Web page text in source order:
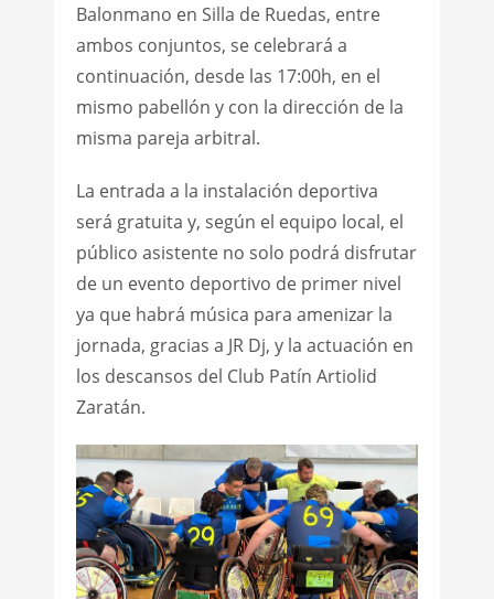
Balonmano en Silla de Ruedas, entre
ambos conjuntos, se celebrará a
continuación, desde las 17:00h, en el
mismo pabellón y con la dirección de la
misma pareja arbitral.
La entrada a la instalación deportiva
será gratuita y, según el equipo local, el
público asistente no solo podrá disfrutar
de un evento deportivo de primer nivel
ya que habrá música para amenizar la
jornada, gracias a JR Dj, y la actuación en
los descansos del Club Patín Artiolid
Zaratán.